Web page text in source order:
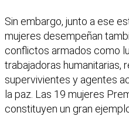
Sin embargo, junto a ese
mujeres desempeñan
conflictos armados como
trabajadoras humanitarias,
supervivientes y agentes
la paz. Las 19 mujeres
constituyen un gran